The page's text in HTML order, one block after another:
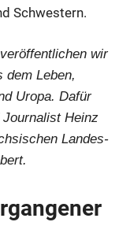
Schwestern.
veröffentlichen wir
dem Leben,
Uropa. Dafür
Heinz
Landes-